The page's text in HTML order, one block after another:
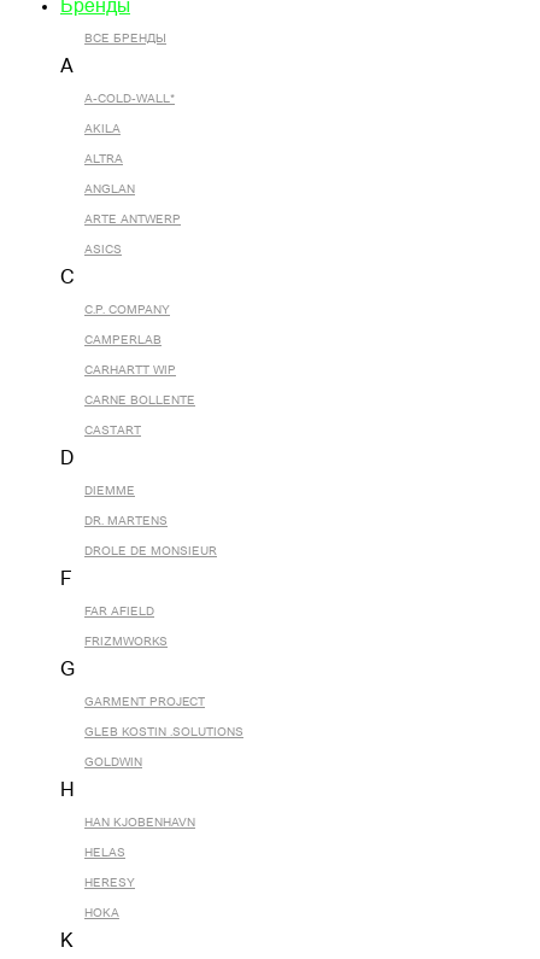
Бренды
ВСЕ БРЕНДЫ
A
A-COLD-WALL*
AKILA
ALTRA
ANGLAN
ARTE ANTWERP
ASICS
C
C.P. COMPANY
CAMPERLAB
CARHARTT WIP
CARNE BOLLENTE
CASTART
D
DIEMME
DR. MARTENS
DROLE DE MONSIEUR
F
FAR AFIELD
FRIZMWORKS
G
GARMENT PROJECT
GLEB KOSTIN .SOLUTIONS
GOLDWIN
H
HAN KJOBENHAVN
HELAS
HERESY
HOKA
K